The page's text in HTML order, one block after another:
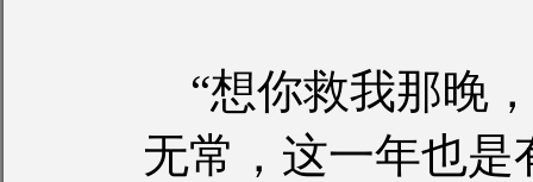
“想你救我那晚
无常，这一年也